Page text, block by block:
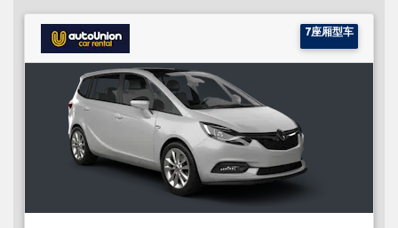
7座厢型车